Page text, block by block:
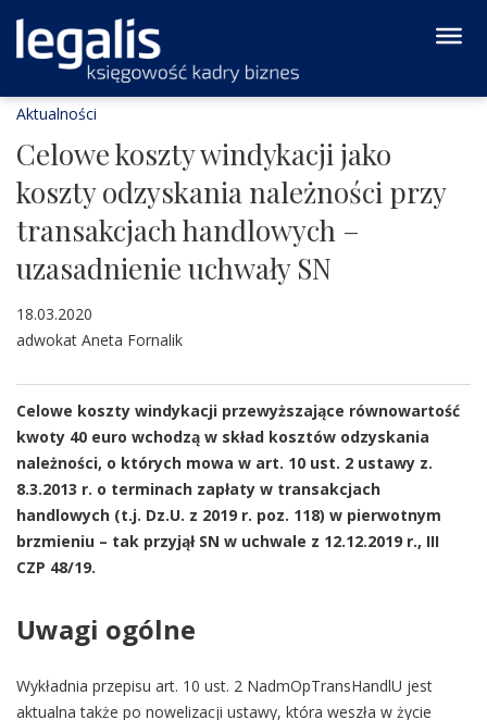
Aktualności
Celowe koszty windykacji jako
koszty odzyskania należności przy
transakcjach handlowych –
uzasadnienie uchwały SN
18.03.2020
adwokat Aneta Fornalik
Celowe koszty windykacji przewyższające równowartość
kwoty 40 euro wchodzą w skład kosztów odzyskania
należności, o których mowa w art. 10 ust. 2 ustawy z.
8.3.2013 r. o terminach zapłaty w transakcjach
handlowych (t.j. Dz.U. z 2019 r. poz. 118) w pierwotnym
brzmieniu – tak przyjął SN w uchwale z 12.12.2019 r., III
CZP 48/19.
Uwagi ogólne
Wykładnia przepisu art. 10 ust. 2 NadmOpTransHandlU jest
aktualna także po nowelizacji ustawy, która weszła w życie